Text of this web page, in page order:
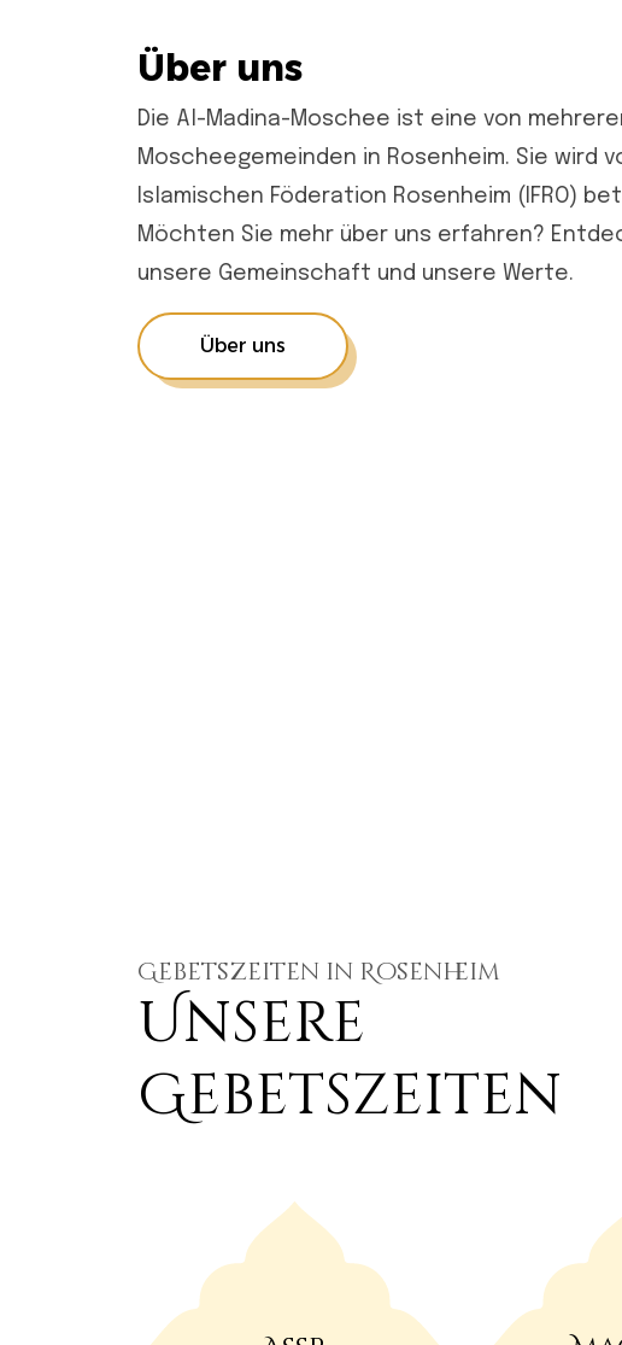
Über uns
Die Al-Madina-Moschee ist eine von
Moscheegemeinden in Rosenheim. Sie wird
Islamischen Föderation Rosenheim (IFRO)
Möchten Sie mehr über uns erfahren?
unsere Gemeinschaft und unsere Werte.
Über uns
Gebetszeiten in Rosenheim
Unsere
Gebetszeiten